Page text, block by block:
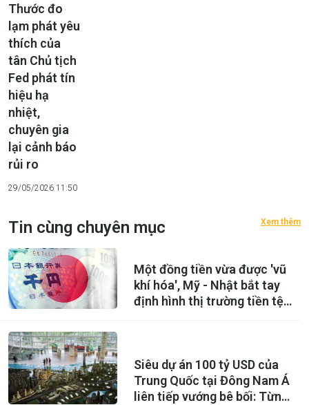
29/05/2026 11:50
Thước đo
lạm phát yêu
thích của
tân Chủ tịch
Fed phát tín
hiệu hạ
nhiệt,
chuyên gia
lại cảnh báo
rủi ro
Tin cùng chuyên mục Xem thêm
Một đồng tiền vừa được 'vũ
khí hóa', Mỹ - Nhật bắt tay
định hình thị trường tiền tệ
Siêu dự án 100 tỷ USD của
Trung Quốc tại Đông Nam Á
liên tiếp vướng bê bối: Từng